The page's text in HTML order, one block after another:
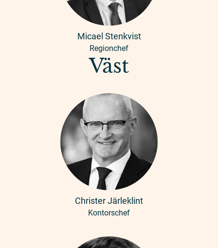
Micael Stenkvist
Regionchef
Väst
Christer Järleklint
Kontorschef